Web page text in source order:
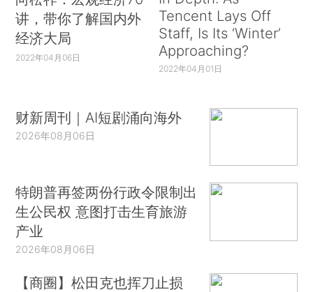
讲，带你了解国内外
经济大局
2022年04月06日
Tencent Lays Off
Staff, Is Its ‘Winter’
Approaching?
2022年04月01日
财新周刊｜AI短剧涌向海外
2026年08月06日
特朗普再签两份行政令限制出
生公民权 意图打击生育旅游
产业
2026年08月06日
【商圈】松田克也挥刀止损